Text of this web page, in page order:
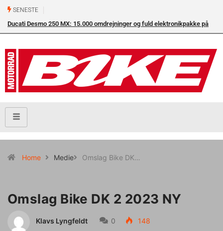
SENESTE
Ducati Desmo 250 MX: 15.000 omdrejninger og fuld elektronikpakke på
Home Medie Omslag Bike DK…
Omslag Bike DK 2 2023 NY
Klavs Lyngfeldt 0 148